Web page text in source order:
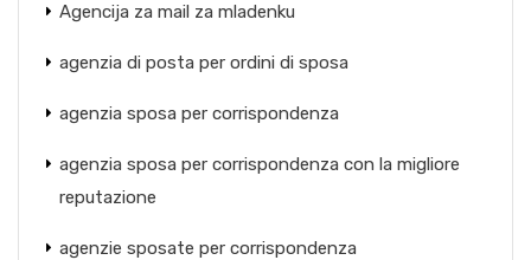
Agencija za mail za mladenku
agenzia di posta per ordini di sposa
agenzia sposa per corrispondenza
agenzia sposa per corrispondenza con la migliore
reputazione
agenzie sposate per corrispondenza